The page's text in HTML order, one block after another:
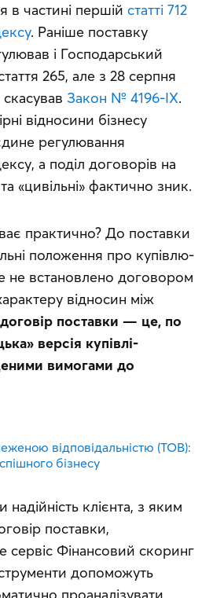
в частині першій статті 712
. Раніше поставку
і Господарський
265, але з 28 серпня
Закон № 4196-IX.
відносини бізнесу
регулювання
а поділ договорів на
«цивільні» фактично зник.
практично? До поставки
положення про купівлю-
не встановлено договором
відносин між
поставки — це, по
версія купівлі-
вимогами до
відповідальністю (ТОВ):
бізнесу
клієнта, з яким
поставки,
сервіс Фінансовий скоринг
допоможуть